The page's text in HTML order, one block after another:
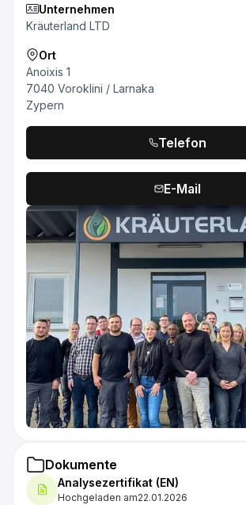
Dokumente
Analysezertifikat (EN)
Hochgeladen am22.01.2026
Unternehmen
Kräuterland LTD
Ort
Anoixis 1
7040 Voroklini / Larnaka
Zypern
Telefon
E-Mail